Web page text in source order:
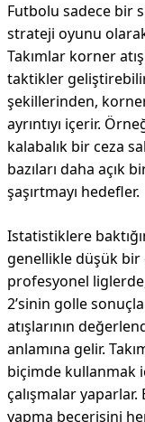
Futbolu sadece bir
strateji oyunu
Takımlar korner
taktikler
şekillerinden,
ayrıntıyı içerir.
kalabalık bir ceza
bazıları daha açık
şaşırtmayı hedefler.
Istatistiklere
genellikle düşük bir
profesyonel liglerde,
2’sinin golle
atışlarının
anlamına gelir.
biçimde kullanmak
çalışmalar yaparlar.
yapma becerisini